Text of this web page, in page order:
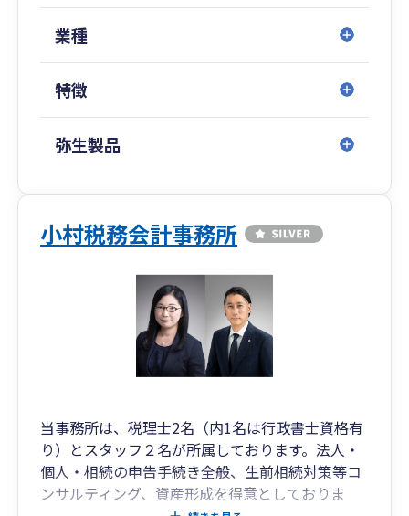
業種
特徴
弥生製品
小村税務会計事務所
当事務所は、税理士2名（内1名は行政書士資格有
り）とスタッフ２名が所属しております。法人・
個人・相続の申告手続き全般、生前相続対策等コ
ンサルティング、資産形成を得意としておりま